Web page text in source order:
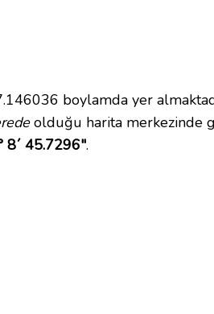
boylamda yer
olduğu harita merkezinde
8´ 45.7296".